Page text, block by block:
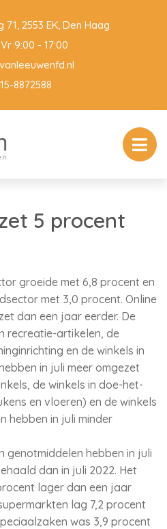
2553 EK, Den Haag
9:00 - 17:00
8872588
5 procent
groeide met 6,8 procent en
met 3,0 procent. Online
dan een jaar eerder. De
recreatie-artikelen, de
en de winkels in
in juli meer omgezet
de winkels in doe-het-
en vloeren) en de winkels
hebben in juli minder
genotmiddelen hebben in juli
dan in juli 2022. Het
lager dan een jaar
lag 7,2 procent
was 3,9 procent